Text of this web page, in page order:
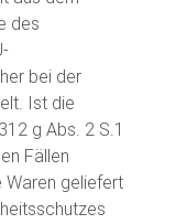
des
bei der
Ist die
g Abs. 2 S.1
Fällen
Waren geliefert